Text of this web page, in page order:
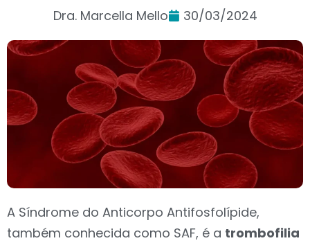
Dra. Marcella Mello 30/03/2024
A Síndrome do Anticorpo Antifosfolípide,
também conhecida como SAF, é a trombofilia